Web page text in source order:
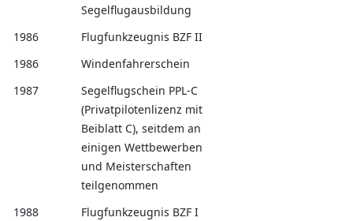
Segelflugausbildung
1986
Flugfunkzeugnis BZF II
1986
Windenfahrerschein
1987
Segelflugschein PPL-C
(Privatpilotenlizenz mit
Beiblatt C), seitdem an
einigen Wettbewerben
und Meisterschaften
teilgenommen
1988
Flugfunkzeugnis BZF I